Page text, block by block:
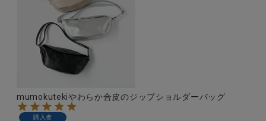
ログイン 新規会員登録
ナチュラル服
mumokutekiやわらか合皮のジップショルダーバッグ
購入者